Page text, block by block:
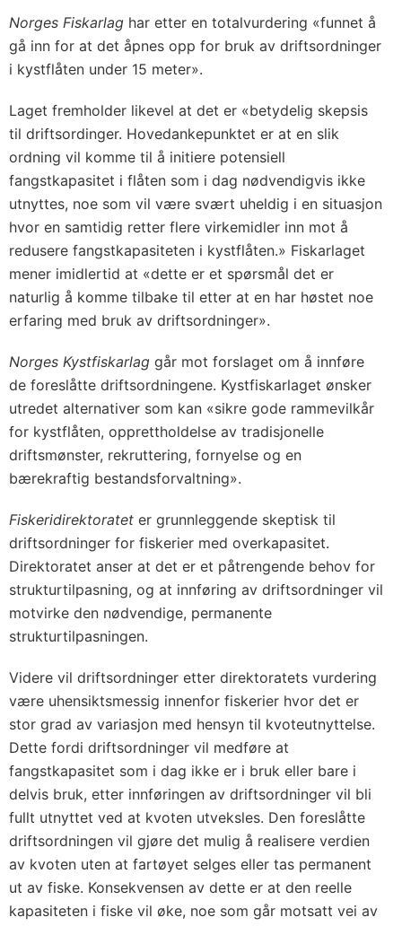
Norges Fiskarlag har etter en totalvurdering «funnet å
gå inn for at det åpnes opp for bruk av driftsordninger
i kystflåten under 15 meter».
Laget fremholder likevel at det er «betydelig skepsis
til driftsordinger. Hovedankepunktet er at en slik
ordning vil komme til å initiere potensiell
fangstkapasitet i flåten som i dag nødvendigvis ikke
utnyttes, noe som vil være svært uheldig i en situasjon
hvor en samtidig retter flere virkemidler inn mot å
redusere fangstkapasiteten i kystflåten.» Fiskarlaget
mener imidlertid at «dette er et spørsmål det er
naturlig å komme tilbake til etter at en har høstet noe
erfaring med bruk av driftsordninger».
Norges Kystfiskarlag går mot forslaget om å innføre
de foreslåtte driftsordningene. Kystfiskarlaget ønsker
utredet alternativer som kan «sikre gode rammevilkår
for kystflåten, opprettholdelse av tradisjonelle
driftsmønster, rekruttering, fornyelse og en
bærekraftig bestandsforvaltning».
Fiskeridirektoratet er grunnleggende skeptisk til
driftsordninger for fiskerier med overkapasitet.
Direktoratet anser at det er et påtrengende behov for
strukturtilpasning, og at innføring av driftsordninger vil
motvirke den nødvendige, permanente
strukturtilpasningen.
Videre vil driftsordninger etter direktoratets vurdering
være uhensiktsmessig innenfor fiskerier hvor det er
stor grad av variasjon med hensyn til kvoteutnyttelse.
Dette fordi driftsordninger vil medføre at
fangstkapasitet som i dag ikke er i bruk eller bare i
delvis bruk, etter innføringen av driftsordninger vil bli
fullt utnyttet ved at kvoten utveksles. Den foreslåtte
driftsordningen vil gjøre det mulig å realisere verdien
av kvoten uten at fartøyet selges eller tas permanent
ut av fiske. Konsekvensen av dette er at den reelle
kapasiteten i fiske vil øke, noe som går motsatt vei av